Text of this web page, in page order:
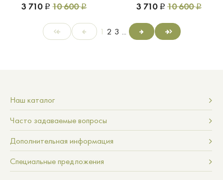
3 710 Р 10 600Р 3 710 Р 10 600Р
1 2 3 ...
Наш каталог
Часто задаваемые вопросы
Дополнительная информация
Специальные предложения